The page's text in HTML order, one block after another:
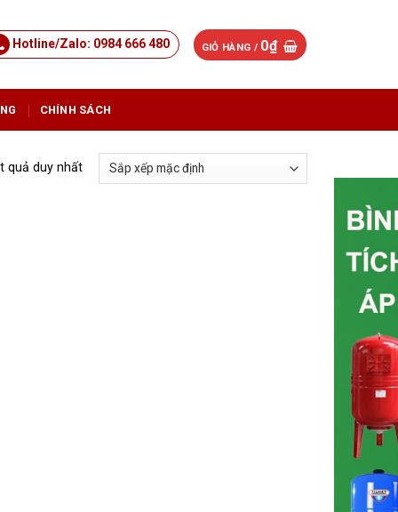
Hotline/Zalo: 0984 666 480 GIỎ HÀNG / 0₫
CHÍNH SÁCH
quả duy nhất